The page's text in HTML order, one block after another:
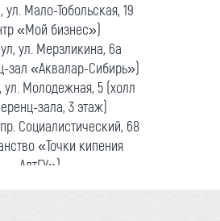
ул. Мало-Тобольская, 19
«Мой бизнес»)
ул. Мерзликина, 6а
зал «Аквалар-Сибирь»)
ул. Молодежная, 5 (холл
зала, 3 этаж)
Социалистический, 68
«Точки кипения
АлтГУ»)